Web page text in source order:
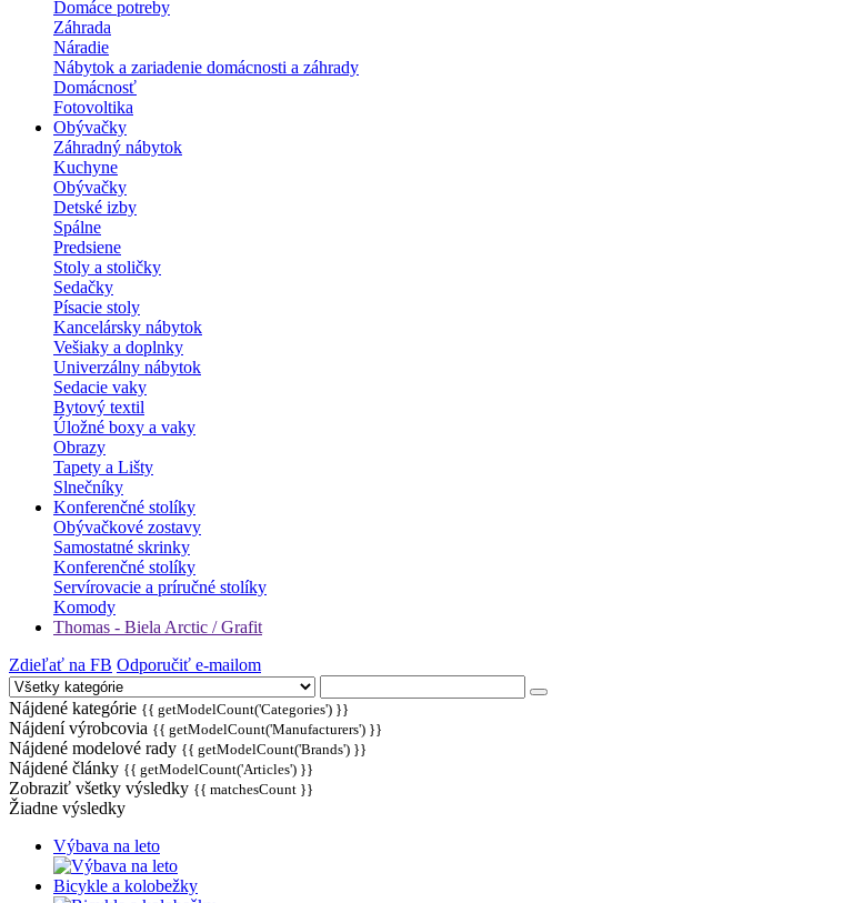
Domáce potreby
Záhrada
Náradie
Nábytok a zariadenie domácnosti a záhrady
Domácnosť
Fotovoltika
Obývačky
Záhradný nábytok
Kuchyne
Obývačky
Detské izby
Spálne
Predsiene
Stoly a stoličky
Sedačky
Písacie stoly
Kancelársky nábytok
Vešiaky a doplnky
Univerzálny nábytok
Sedacie vaky
Bytový textil
Úložné boxy a vaky
Obrazy
Tapety a Lišty
Slnečníky
Konferenčné stolíky
Obývačkové zostavy
Samostatné skrinky
Konferenčné stolíky
Servírovacie a príručné stolíky
Komody
Thomas - Biela Arctic / Grafit
Zdieľať na FB Odporučiť e-mailom
Nájdené kategórie {{ getModelCount('Categories') }}
Nájdení výrobcovia {{ getModelCount('Manufacturers') }}
Nájdené modelové rady {{ getModelCount('Brands') }}
Nájdené články {{ getModelCount('Articles') }}
Zobraziť všetky výsledky {{ matchesCount }}
Žiadne výsledky
Výbava na leto
Bicykle a kolobežky